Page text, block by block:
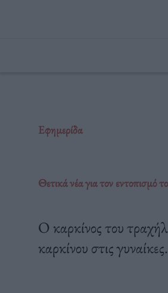
Εφημερίδα
Θετικά νέα για τον εντοπισμό
O καρκίνος του
καρκίνου στις γυναίκες.